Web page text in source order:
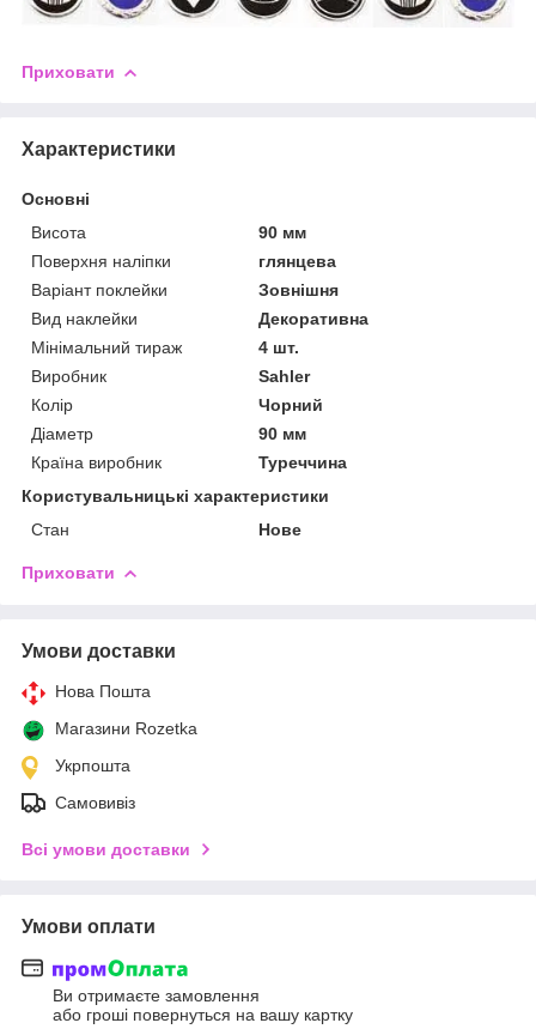
Приховати
Характеристики
Основні
Висота
90 мм
Поверхня наліпки
глянцева
Варіант поклейки
Зовнішня
Вид наклейки
Декоративна
Мінімальний тираж
4 шт.
Виробник
Sahler
Колір
Чорний
Діаметр
90 мм
Країна виробник
Туреччина
Користувальницькі характеристики
Стан
Нове
Приховати
Умови доставки
Нова Пошта
Магазини Rozetka
Укрпошта
Самовивіз
Всі умови доставки
Умови оплати
Ви отримаєте замовлення
або гроші повернуться на вашу картку